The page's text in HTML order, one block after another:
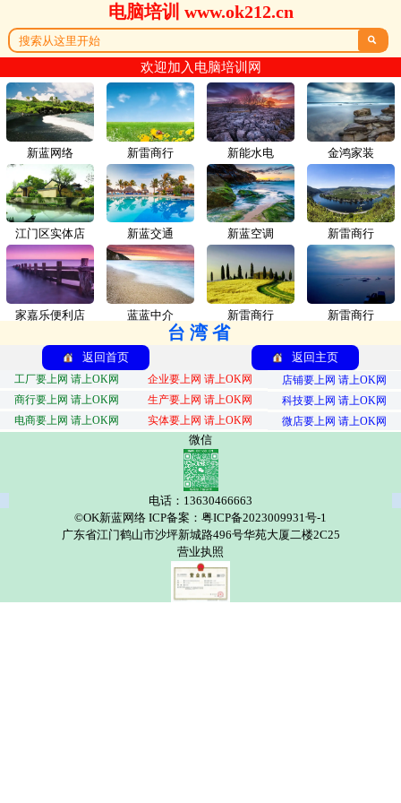
电脑培训 www.ok212.cn

欢迎加入电脑培训网
新蓝网络 新雷商行
江门区实体店 新蓝交通
家嘉乐便利店 蓝蓝中介
新能水电 金鸿家装
新蓝空调 新雷商行
新雷商行 新雷商行
台湾省
返回首页 返回主页
工厂要上网 请上OK网 企业要上网 请上OK网
店铺要上网 请上OK网
商行要上网 请上OK网
生产要上网 请上OK网
科技要上网 请上OK网
电商要上网 请上OK网
实体要上网 请上OK网 微店要上网 请上OK网
微信
电话：13630466663
©OK新蓝网络 ICP备案：粤ICP备2023009931号-1
广东省江门鹤山市沙坪新城路496号华苑大厦二楼2C25
营业执照